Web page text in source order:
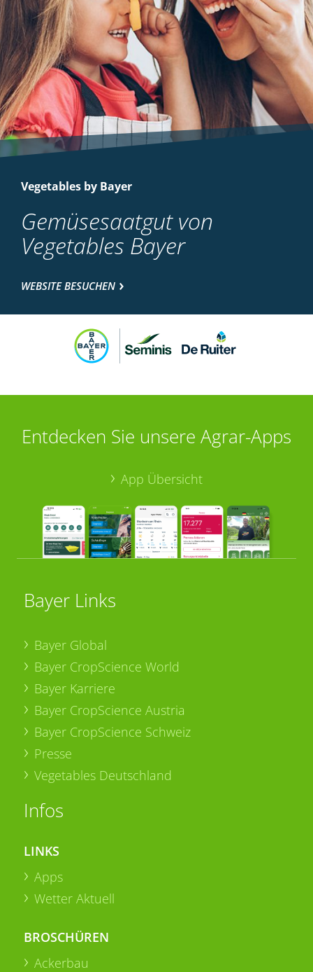
Vegetables by Bayer
Gemüsesaatgut von
Vegetables Bayer
WEBSITE BESUCHEN
Entdecken Sie unsere Agrar-Apps
App Übersicht
Bayer Links
Bayer Global
Bayer CropScience World
Bayer Karriere
Bayer CropScience Austria
Bayer CropScience Schweiz
Presse
Vegetables Deutschland
Infos
LINKS
Apps
Wetter Aktuell
BROSCHÜREN
Ackerbau